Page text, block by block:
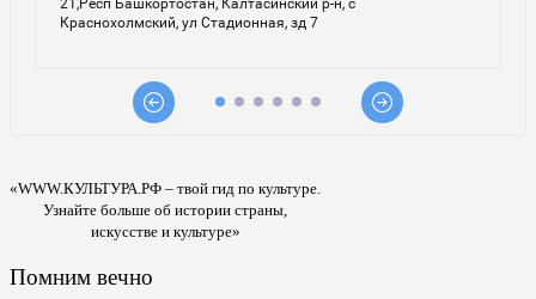
«WWW.КУЛЬТУРА.РФ – твой гид по культуре.
Узнайте больше об истории страны,
искусстве и культуре»
Помним вечно